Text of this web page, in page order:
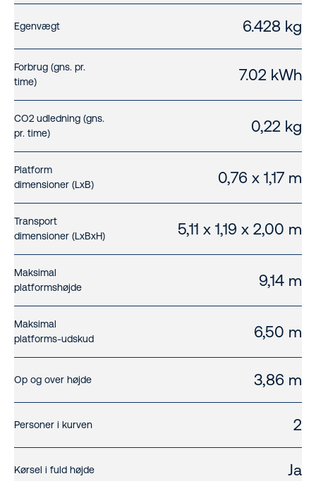
Egenvægt 6.428 kg
Forbrug (gns. pr.
time)
7.02 kWh
CO2 udledning (gns.
pr. time)
0,22 kg
Platform
dimensioner (LxB)
0,76 x 1,17 m
Transport
dimensioner (LxBxH)
5,11 x 1,19 x 2,00 m
Maksimal
platformshøjde
9,14 m
Maksimal
platforms-udskud
6,50 m
Op og over højde 3,86 m
Personer i kurven 2
Kørsel i fuld højde Ja